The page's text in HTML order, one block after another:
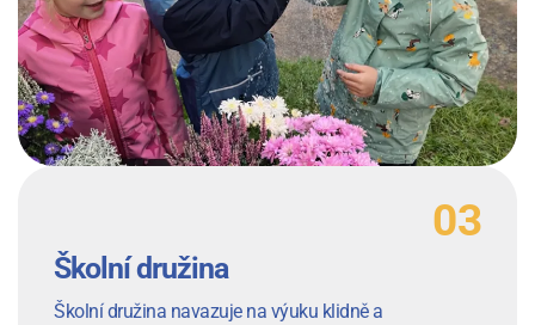
Školní družina
Školní družina navazuje na výuku klidně a